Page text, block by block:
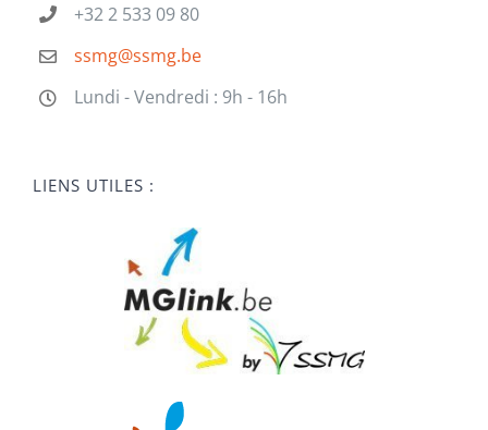
+32 2 533 09 80
ssmg@ssmg.be
Lundi - Vendredi : 9h - 16h
LIENS UTILES :